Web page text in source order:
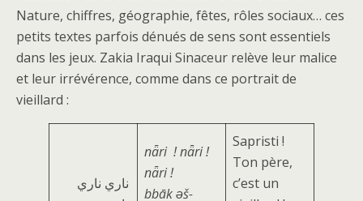
Nature, chiffres, géographie, fêtes, rôles sociaux… ces
petits textes parfois dénués de sens sont essentiels
dans les jeux. Zakia Iraqui Sinaceur relève leur malice
et leur irrévérence, comme dans ce portrait de
vieillard :
ناري ناري
nǟri ! nǟri !
nǟri !
bbāk ǝš-
Sapristi !
Ton père,
c’est un